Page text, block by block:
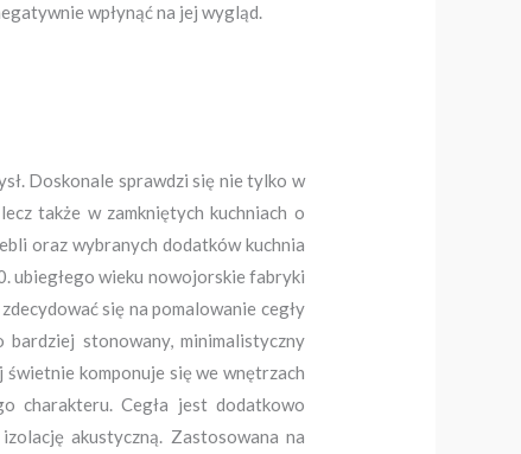
wpłynąć na jej wygląd.
Doskonale sprawdzi się nie tylko w
także w zamkniętych kuchniach o
oraz wybranych dodatków kuchnia
ubiegłego wieku nowojorskie fabryki
się na pomalowanie cegły
stonowany, minimalistyczny
komponuje się we wnętrzach
charakteru. Cegła jest dodatkowo
akustyczną. Zastosowana na